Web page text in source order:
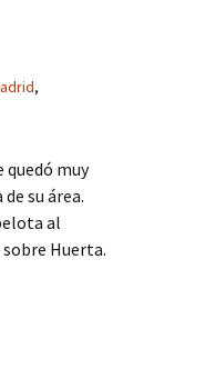
,
quedó muy
su área.
al
Huerta.